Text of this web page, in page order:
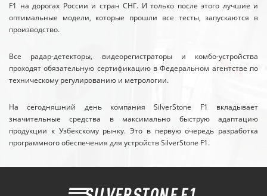
F1 на дорогах России и стран СНГ. И только после этого лучшие и
оптимальные модели, которые прошли все тесты, запускаются в
производство.
Все радар-детекторы, видеорегистраторы и комбо-устройства
проходят обязательную сертификацию в Федеральном агентстве по
техническому регулированию и метрологии.
На сегодняшний день компания SilverStone F1 вкладывает
значительные средства в максимально быструю адаптацию
продукции к Узбекскому рынку. Это в первую очередь разработка
программного обеспечения для устройств SilverStone F1.